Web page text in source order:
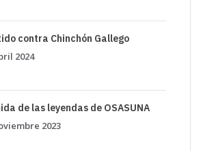
contra Chinchón Gallego
2024
de las leyendas de OSASUNA
2023